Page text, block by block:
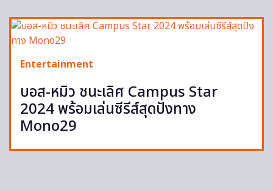
Entertainment
บอส-หมิว ชนะเลิศ Campus Star
2024 พร้อมเล่นซีรีส์สุดปังทาง
Mono29